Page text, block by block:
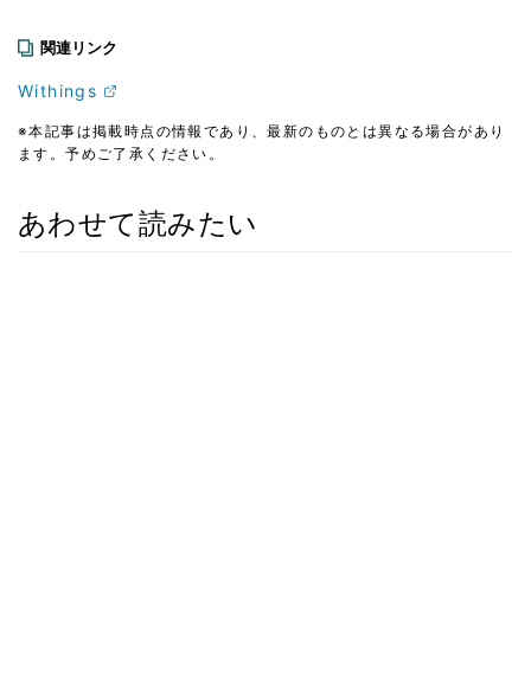
関連リンク
Withings
※本記事は掲載時点の情報であり、最新のものとは異なる場合があり
ます。予めご了承ください。
あわせて読みたい